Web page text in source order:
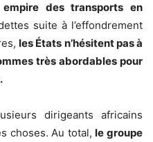
des transports en
suite à l’effondrement
les États n’hésitent pas à
très abordables pour
dirigeants africains
choses. Au total,le groupe